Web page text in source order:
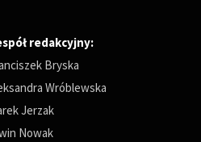
redakcyjny:
Bryska
Wróblewska
Jerzak
Nowak